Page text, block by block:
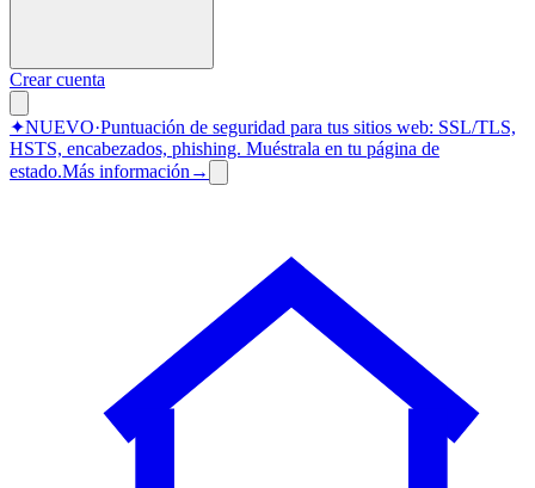
Crear cuenta
✦NUEVO·Puntuación de seguridad para tus sitios web: SSL/TLS,
HSTS, encabezados, phishing. Muéstrala en tu página de
estado.Más información →